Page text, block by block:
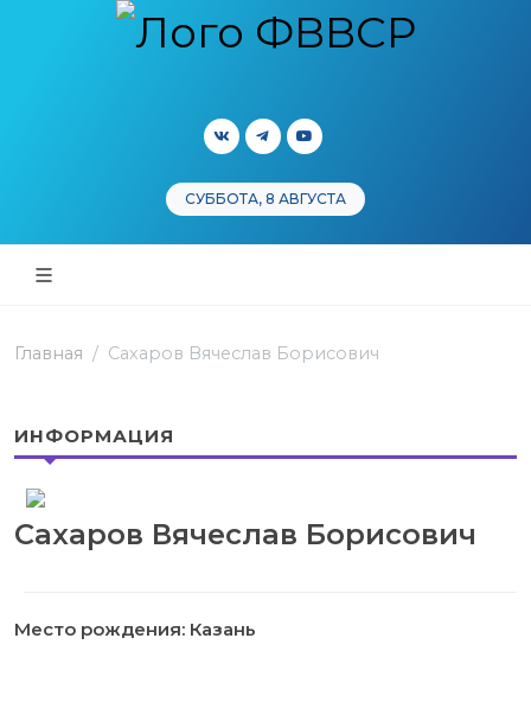
СУББОТА, 8 АВГУСТА
Главная Сахаров Вячеслав Борисович
ИНФОРМАЦИЯ
Сахаров Вячеслав Борисович
Место рождения: Казань